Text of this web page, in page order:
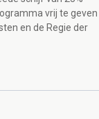
vrij te geven
en de Regie der